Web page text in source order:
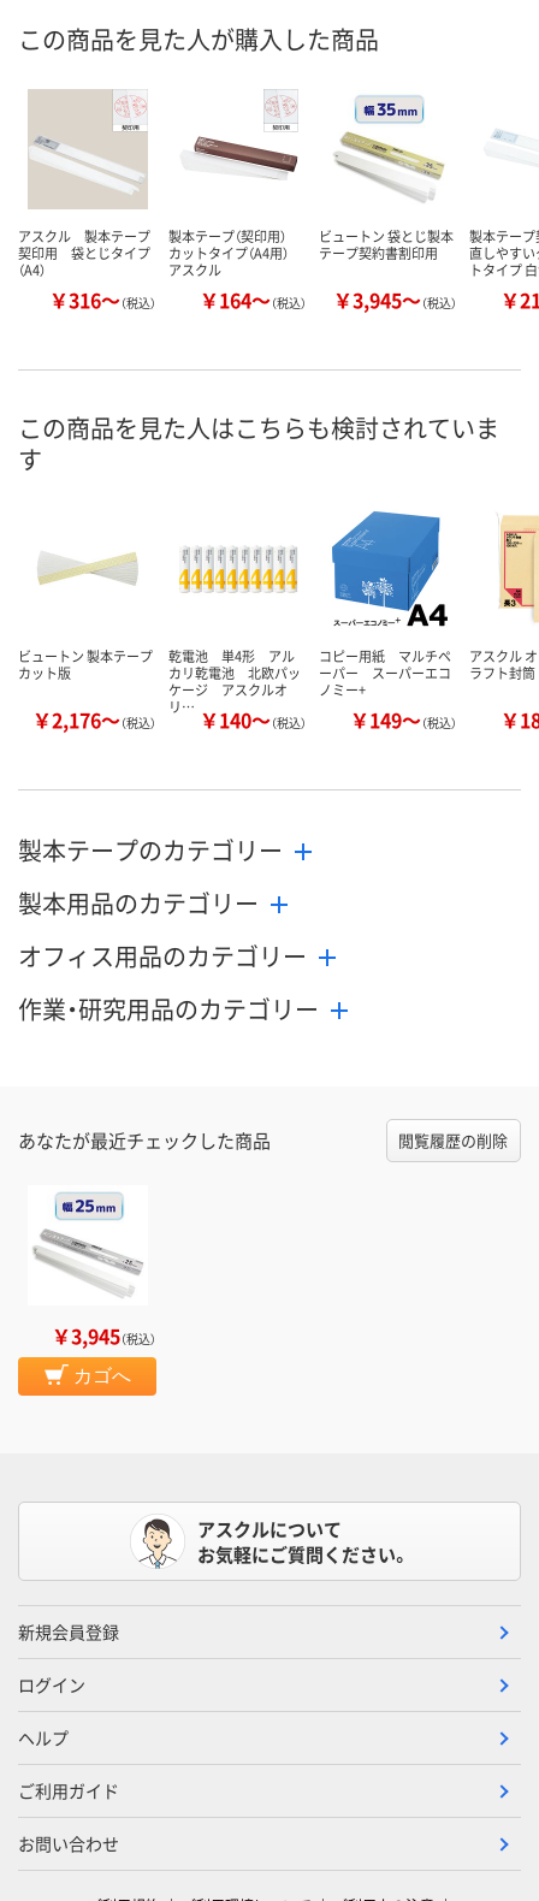
この商品を見た人が購入した商品
アスクル 製本テープ
契印用 袋とじタイプ
（A4）
￥316～（税込）
製本テープ（契印用）
カットタイプ（A4用）
アスクル
￥164～（税込）
ビュートン 袋とじ製本
テープ契約書割印用
￥3,945～（税込）
製本テー
直しやす
トタイプ
￥
この商品を見た人はこちらも検討されていま
す
ビュートン 製本テープ
カット版
￥2,176～（税込）
乾電池 単4形 アル
カリ乾電池 北欧パッ
ケージ アスクルオ
リ… ￥140～（税込）
コピー用紙 マルチペ
ーパー スーパーエコ
ノミー+
￥149～（税込）
アスクル
ラフト封
￥
製本テープのカテゴリー
製本用品のカテゴリー
オフィス用品のカテゴリー
作業・研究用品のカテゴリー
あなたが最近チェックした商品 閲覧履歴の削除
￥3,945（税込）
カゴへ
アスクルについて
お気軽にご質問ください。
新規会員登録
ログイン
ヘルプ
ご利用ガイド
お問い合わせ